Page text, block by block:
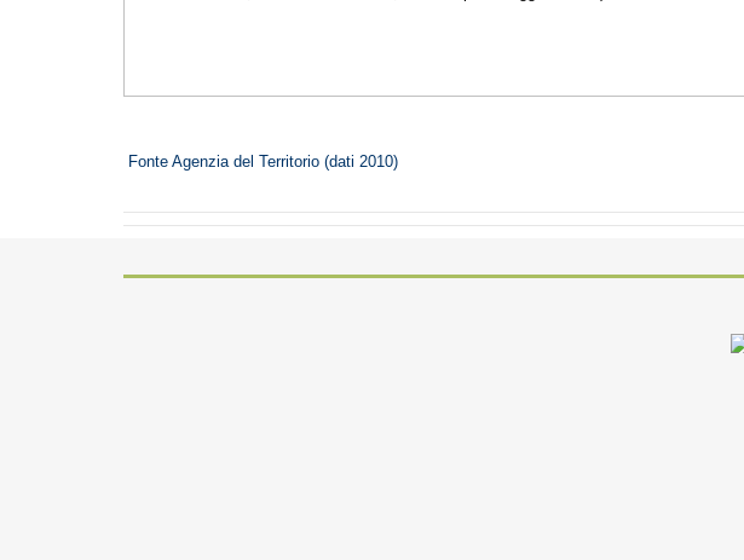
Fonte Agenzia del Territorio (dati 2010)